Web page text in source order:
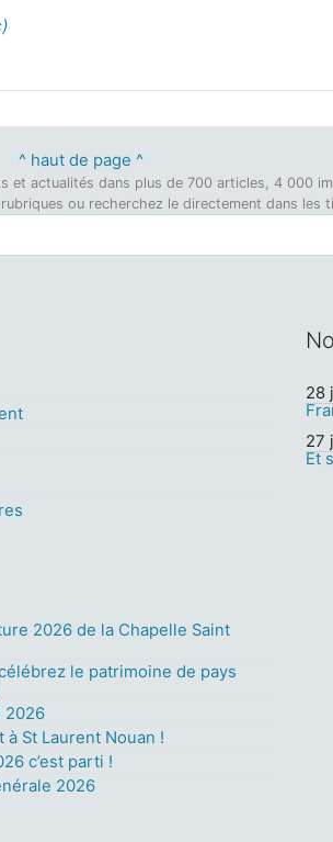
^ haut de page ^
et actualités dans plus de 700 articles, 4 000
ou recherchez le directement dans
2026 de la Chapelle Saint
le patrimoine de pays
2026
à St Laurent Nouan !
c’est parti !
2026
28
27
Et